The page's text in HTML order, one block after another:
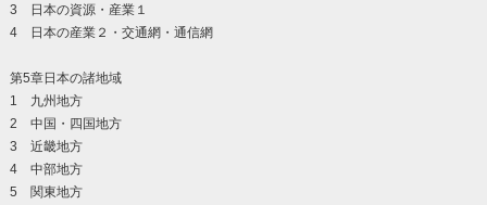
3 日本の資源・産業１
4 日本の産業２・交通網・通信網
第5章日本の諸地域
1 九州地方
2 中国・四国地方
3 近畿地方
4 中部地方
5 関東地方